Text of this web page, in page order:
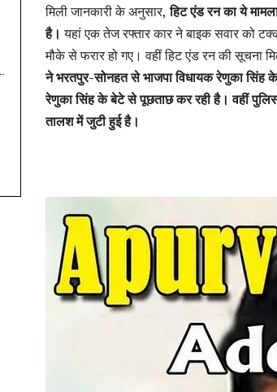
मिली जानकारी के अनुसार, हिट एंड रन का ये
है। यहां एक तेज रफ्तार कार ने बाइक सवार को
मौके से फरार हो गए। वहीं हिट एंड रन की सूचना
ने भरतपुर-सोनहत से भाजपा विधायक रेणुका सिंह
रेणुका सिंह के बेटे से पूछताछ कर रही है। वहीं
तालश में जुटी हुई है।